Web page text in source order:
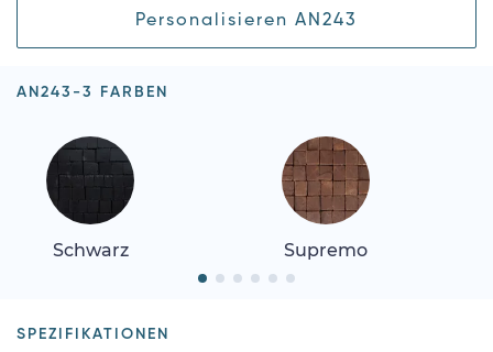
Personalisieren AN243
AN243-3 FARBEN
Schwarz Supremo
SPEZIFIKATIONEN